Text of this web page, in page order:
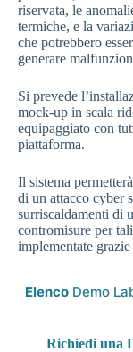
riservata, le
termiche, e la
che potrebbero
generare
Si prevede
mock-up in scala
equipaggiato con
piattaforma.
Il sistema
di un attacco cyber
surriscaldamenti di
contromisure per
implementate
Elenco Demo
Richiedi una